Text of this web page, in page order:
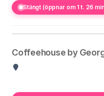
Stängt (öppnar om 1 t. 26
Coffeehouse by